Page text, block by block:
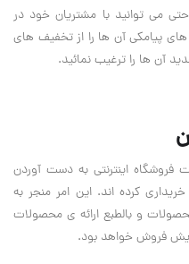
می توانید با مشتریان خود در
های پیامکی آن ها را از تخفیف های
آن ها را ترغیب نمائید.
اینترنتی به دست آوردن
کرده اند. این امر منجر به
و بالطبع ارائه ی محصولات
فروش خواهد بود.